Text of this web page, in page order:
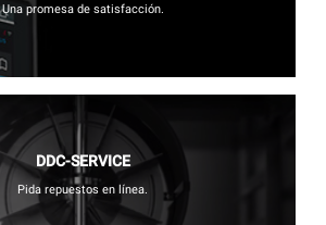
Una promesa de satisfacción.
DDC-SERVICE
Pida repuestos en línea.